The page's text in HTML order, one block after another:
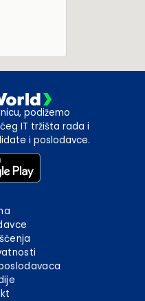
podižemo
IT tržišta rada i
i poslodavce.